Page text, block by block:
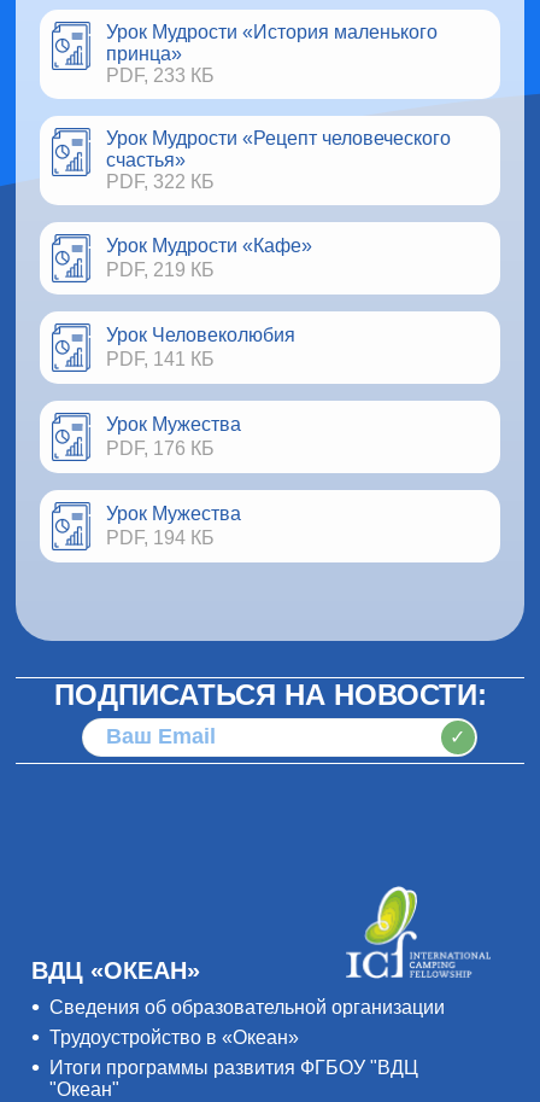
Урок Мудрости «История маленького
принца»
PDF, 233 КБ
Урок Мудрости «Рецепт человеческого
счастья»
PDF, 322 КБ
Урок Мудрости «Кафе»
PDF, 219 КБ
Урок Человеколюбия
PDF, 141 КБ
Урок Мужества
PDF, 176 КБ
Урок Мужества
PDF, 194 КБ
ПОДПИСАТЬСЯ НА НОВОСТИ:
✓
ВДЦ «ОКЕАН»
Сведения об образовательной организации
Трудоустройство в «Океан»
Итоги программы развития ФГБОУ "ВДЦ
"Океан"